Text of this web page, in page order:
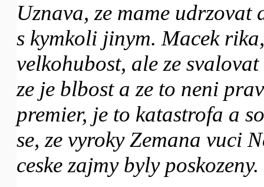
Uznava, ze mame udrzovat
s kymkoli jinym. Macek
velkohubost, ale ze
ze je blbost a ze to neni
premier, je to katastrofa a
se, ze vyroky Zemana vuci
ceske zajmy byly poskozeny.